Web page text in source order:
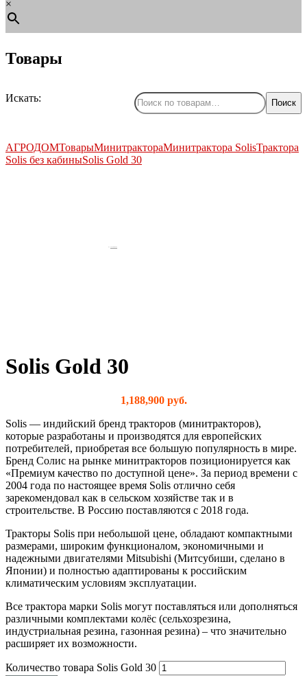
×
Товары
Искать: Поиск
АГРОДОМТоварыМинитрактораМинитрактора SolisТрактора
Solis без кабиныSolis Gold 30
Solis Gold 30
1,188,900 руб.
Solis — индийский бренд тракторов (минитракторов),
которые разработаны и производятся для европейских
потребителей, приобретая все большую популярность в мире.
Бренд Солис на рынке минитракторов позиционируется как
«Премиум качество по доступной цене». За период времени с
2004 года по настоящее время Solis отлично себя
зарекомендовал как в сельском хозяйстве так и в
строительстве. В Россию поставляются с 2018 года.
Тракторы Solis при небольшой цене, обладают компактными
размерами, широким функционалом, экономичными и
надежными двигателями Mitsubishi (Митсубиши, сделано в
Японии) и полностью адаптированы к российским
климатическим условиям эксплуатации.
Все трактора марки Solis могут поставляться или дополняться
различными комплектами колёс (сельхозрезина,
индустриальная резина, газонная резина) – что значительно
расширяет их возможности.
Количество товара Solis Gold 30